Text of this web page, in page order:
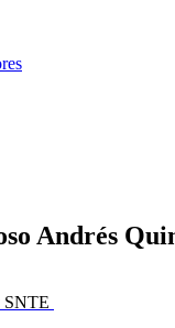
Andrés
SNTE